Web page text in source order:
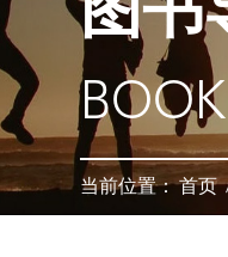
图书
当前位置：首页